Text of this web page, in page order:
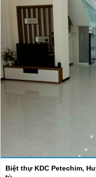
Biệt thự KDC Petechim,